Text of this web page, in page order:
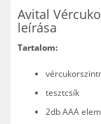
Avital
leírása
Tartalom:
tesztcsík
2db AAA elem